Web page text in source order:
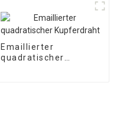
Emaillierter
quadratischer